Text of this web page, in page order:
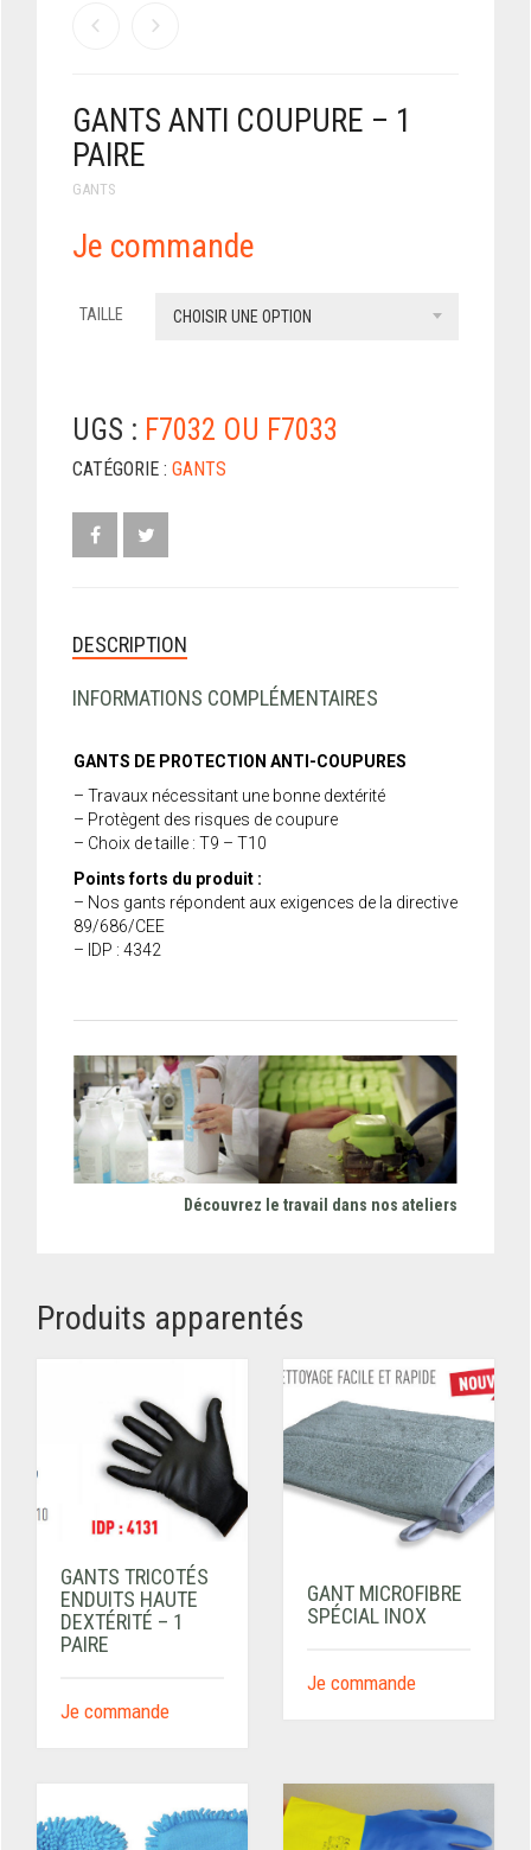
GANTS ANTI COUPURE – 1
PAIRE
GANTS
Je commande
TAILLE CHOISIR UNE OPTION
UGS : F7032 OU F7033
CATÉGORIE : GANTS
DESCRIPTION
INFORMATIONS COMPLÉMENTAIRES
GANTS DE PROTECTION ANTI-COUPURES
– Travaux nécessitant une bonne dextérité
– Protègent des risques de coupure
– Choix de taille : T9 – T10
Points forts du produit :
– Nos gants répondent aux exigences de la directive
89/686/CEE
– IDP : 4342
Découvrez le travail dans nos ateliers
Produits apparentés
GANTS TRICOTÉS
ENDUITS HAUTE
DEXTÉRITÉ – 1
PAIRE
Je commande
GANT MICROFIBRE
SPÉCIAL INOX
Je commande